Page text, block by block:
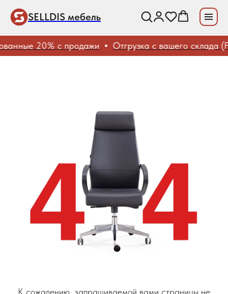
SELLDIS мебель
20% с продажи Отгрузка с вашего склада
К сожалению, запрашиваемой вами страницы не